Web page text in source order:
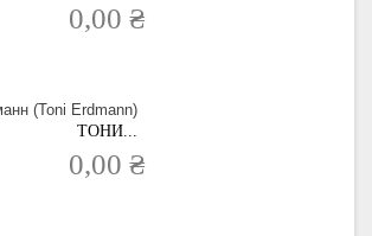
0,00 ₴
ТОНИ...
0,00 ₴